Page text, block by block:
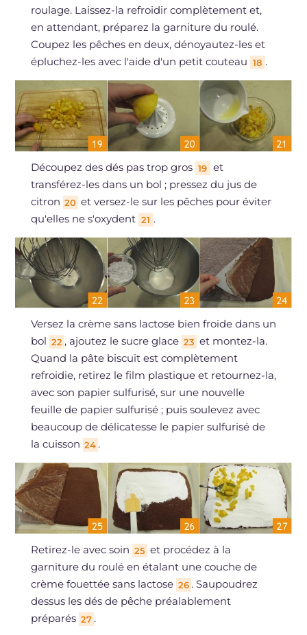
roulage. Laissez-la refroidir complètement et,
en attendant, préparez la garniture du roulé.
Coupez les pêches en deux, dénoyautez-les et
épluchez-les avec l'aide d'un petit couteau 18 .
Découpez des dés pas trop gros 19 et
transférez-les dans un bol ; pressez du jus de
citron 20 et versez-le sur les pêches pour éviter
qu'elles ne s'oxydent 21 .
Versez la crème sans lactose bien froide dans un
bol 22 , ajoutez le sucre glace 23 et montez-la.
Quand la pâte biscuit est complètement
refroidie, retirez le film plastique et retournez-la,
avec son papier sulfurisé, sur une nouvelle
feuille de papier sulfurisé ; puis soulevez avec
beaucoup de délicatesse le papier sulfurisé de
la cuisson 24 .
Retirez-le avec soin 25 et procédez à la
garniture du roulé en étalant une couche de
crème fouettée sans lactose 26 . Saupoudrez
dessus les dés de pêche préalablement
préparés 27 .